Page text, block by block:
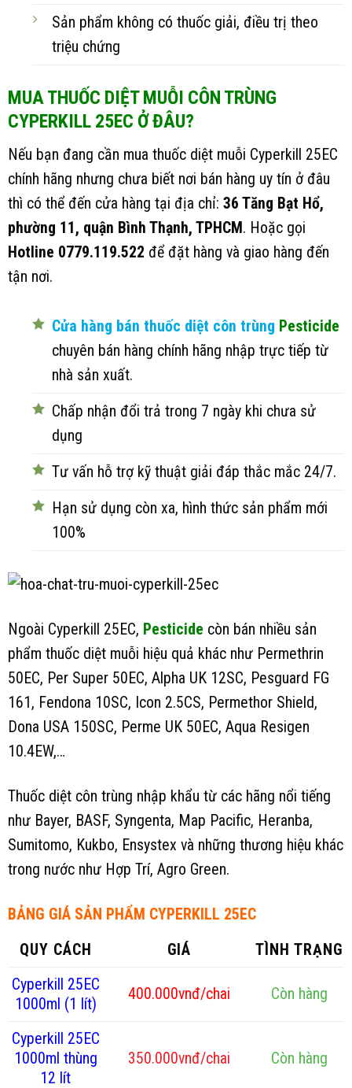
Sản phẩm không có thuốc giải, điều trị theo
triệu chứng
MUA THUỐC DIỆT MUỖI CÔN TRÙNG
CYPERKILL 25EC Ở ĐÂU?
Nếu bạn đang cần mua thuốc diệt muỗi Cyperkill 25EC
chính hãng nhưng chưa biết nơi bán hàng uy tín ở đâu
thì có thể đến cửa hàng tại địa chỉ: 36 Tăng Bạt Hổ,
phường 11, quận Bình Thạnh, TPHCM. Hoặc gọi
Hotline 0779.119.522 để đặt hàng và giao hàng đến
tận nơi.
Cửa hàng bán thuốc diệt côn trùng Pesticide
chuyên bán hàng chính hãng nhập trực tiếp từ
nhà sản xuất.
Chấp nhận đổi trả trong 7 ngày khi chưa sử
dụng
Tư vấn hỗ trợ kỹ thuật giải đáp thắc mắc 24/7.
Hạn sử dụng còn xa, hình thức sản phẩm mới
100%
Ngoài Cyperkill 25EC, Pesticide còn bán nhiều sản
phẩm thuốc diệt muỗi hiệu quả khác như Permethrin
50EC, Per Super 50EC, Alpha UK 12SC, Pesguard FG
161, Fendona 10SC, Icon 2.5CS, Permethor Shield,
Dona USA 150SC, Perme UK 50EC, Aqua Resigen
10.4EW,…
Thuốc diệt côn trùng nhập khẩu từ các hãng nổi tiếng
như Bayer, BASF, Syngenta, Map Pacific, Heranba,
Sumitomo, Kukbo, Ensystex và những thương hiệu khác
trong nước như Hợp Trí, Agro Green.
BẢNG GIÁ SẢN PHẨM CYPERKILL 25EC
QUY CÁCH
GIÁ
TÌNH TRẠNG
Cyperkill 25EC
1000ml (1 lít)
400.000vnđ/chai Còn hàng
Cyperkill 25EC
1000ml thùng
12 lít
350.000vnđ/chai Còn hàng